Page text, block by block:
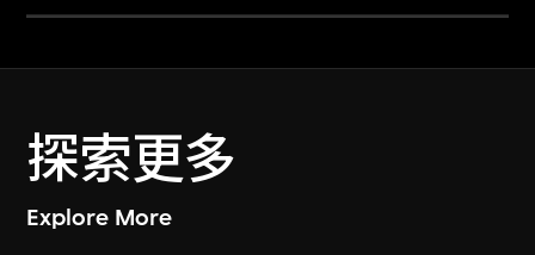
探索更多
Explore More